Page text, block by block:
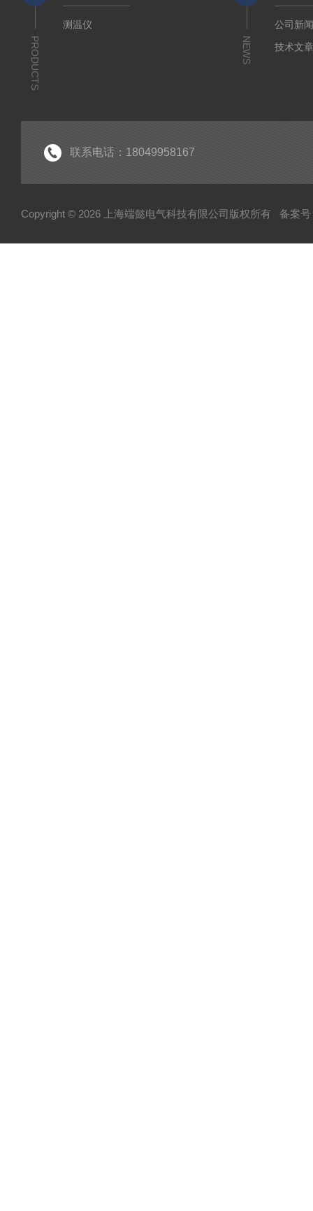
PRODUCTS
测温仪
NEWS
公司新
技术文
联系电话：18049958167
Copyright © 2026 上海端懿电气科技有限公司版权所有 备案号